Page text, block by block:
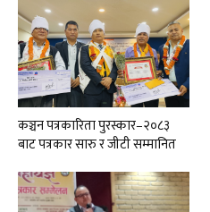
कञ्चन पत्रकारिता पुरस्कार–२०८३
बाट पत्रकार सारु र जीटी सम्मानित